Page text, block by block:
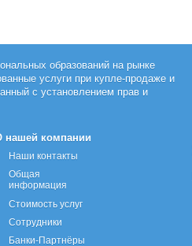
образований на рынке
услуги при купле-продаже и
с установлением прав и
нашей компании
Наши контакты
Общая
информация
Стоимость услуг
Сотрудники
Банки-Партнёры